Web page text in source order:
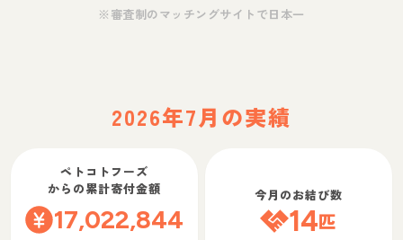
※審査制のマッチングサイトで日本一
2026年7月の実績
ペトコトフーズ
からの累計寄付金額
17,022,844
今月のお結び数
14匹